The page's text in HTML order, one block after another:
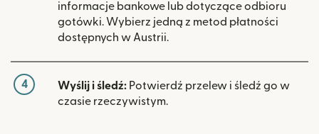
informacje bankowe lub dotyczące odbioru
gotówki. Wybierz jedną z metod płatności
dostępnych w Austrii.
4 Wyślij i śledź: Potwierdź przelew i śledź go w
czasie rzeczywistym.